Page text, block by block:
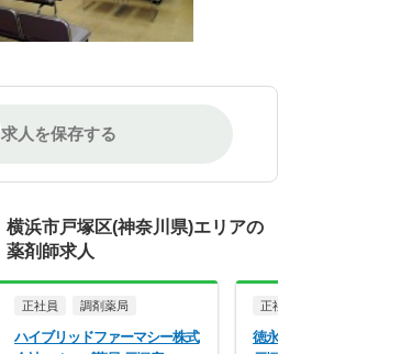
求人を保存する
横浜市戸塚区(神奈川県)エリアの
薬剤師求人
正社員 調剤薬局
ハイブリッドファーマシー株式
正社員
徳永薬局株式会社 徳永